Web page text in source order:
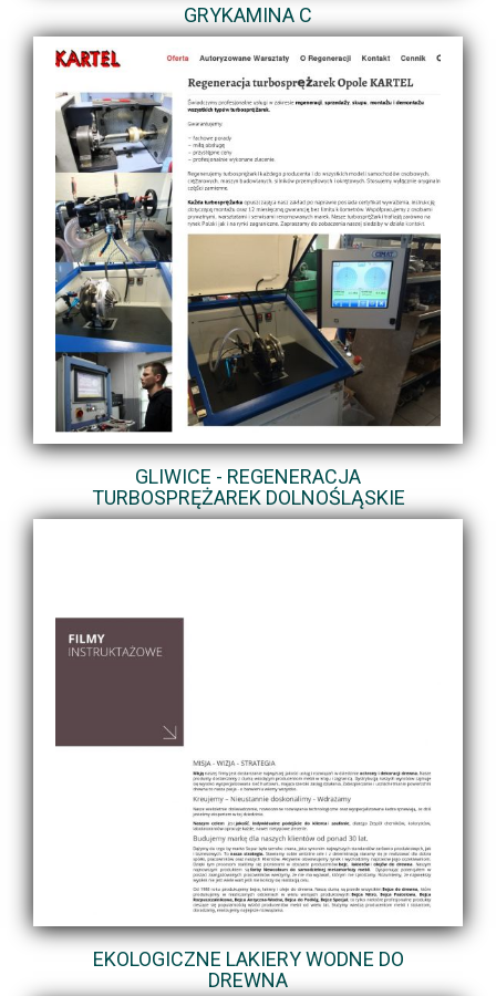
GRYKAMINA C
GLIWICE - REGENERACJA
TURBOSPRĘŻAREK DOLNOŚLĄSKIE
EKOLOGICZNE LAKIERY WODNE DO
DREWNA